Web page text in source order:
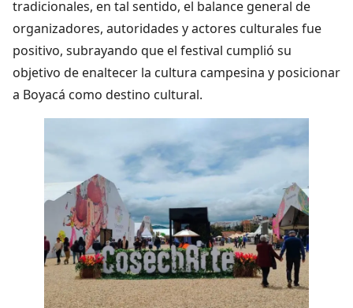
tradicionales, en tal sentido, el balance general de
organizadores, autoridades y actores culturales fue
positivo, subrayando que el festival cumplió su
objetivo de enaltecer la cultura campesina y posicionar
a Boyacá como destino cultural.